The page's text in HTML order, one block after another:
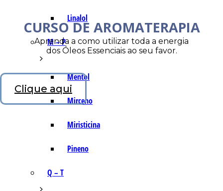
Linalol
M – P
Mentol
Mirceno
Miristicina
Pineno
Q – T
CURSO DE AROMATERAPIA
Aprenda a como utilizar toda a energia
dos Óleos Essenciais ao seu favor.
Clique aqui